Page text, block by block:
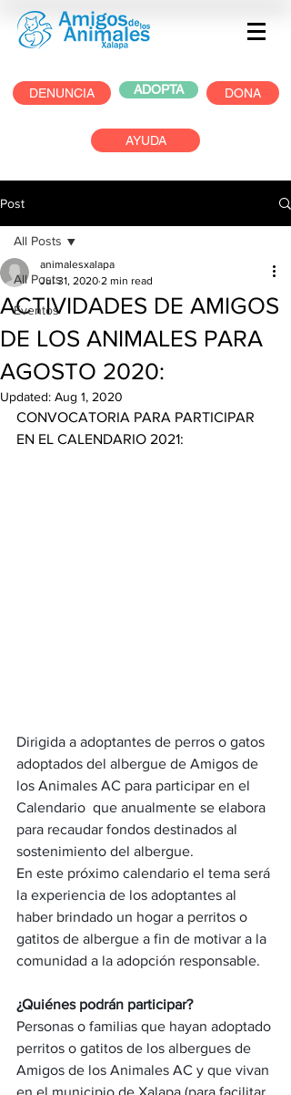
DENUNCIA ADOPTA DONA
AYUDA
Post
All Posts
Eventos
All Posts
ACTIVIDADES DE AMIGOS
DE LOS ANIMALES PARA
AGOSTO 2020:
animalesxalapa
Jul 31, 2020 2 min read
Updated: Aug 1, 2020
CONVOCATORIA PARA PARTICIPAR
EN EL CALENDARIO 2021:
Dirigida a adoptantes de perros o gatos
adoptados del albergue de Amigos de
los Animales AC para participar en el
Calendario  que anualmente se elabora
para recaudar fondos destinados al
sostenimiento del albergue.
En este próximo calendario el tema será
la experiencia de los adoptantes al
haber brindado un hogar a perritos o
gatitos de albergue a fin de motivar a la
comunidad a la adopción responsable.
¿Quiénes podrán participar?
Personas o familias que hayan adoptado
perritos o gatitos de los albergues de
Amigos de los Animales AC y que vivan
en el municipio de Xalapa (para facilitar